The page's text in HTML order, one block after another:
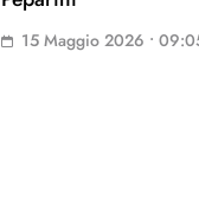
15 Maggio 2026 •